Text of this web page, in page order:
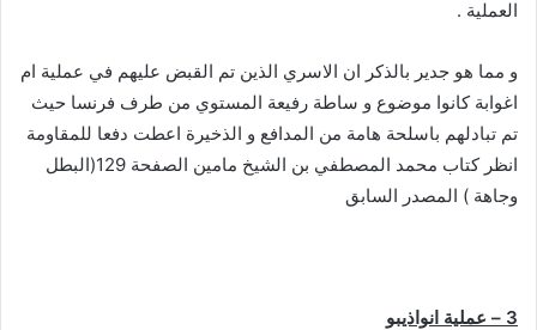
العملية .
و مما هو جدير بالذكر ان الاسري الذين تم القبض عليهم في عملية ام
اغوابة كانوا موضوع و ساطة رفيعة المستوي من طرف فرنسا حيث
تم تبادلهم باسلحة هامة من المدافع و الذخيرة اعطت دفعا للمقاومة
انظر كتاب محمد المصطفي بن الشيخ مامين الصفحة 129(البطل
وجاهة ) المصدر السابق
3 – عملية انواذيبو